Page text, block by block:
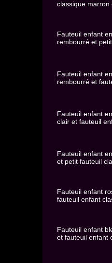
classique
Fauteuil enfant
rembourré et
Fauteuil enfant
rembourré et
Fauteuil enfant
clair et fauteuil
Fauteuil enfant
et petit fauteuil
Fauteuil enfant
fauteuil enfant
Fauteuil enfant
et fauteuil enfant